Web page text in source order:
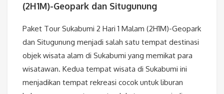
(2H1M)-Geopark dan Situgunung
Paket Tour Sukabumi 2 Hari 1 Malam (2H1M)-Geopark
dan Situgunung menjadi salah satu tempat destinasi
objek wisata alam di Sukabumi yang memikat para
wisatawan. Kedua tempat wisata di Sukabumi ini
menjadikan tempat rekreasi cocok untuk liburan